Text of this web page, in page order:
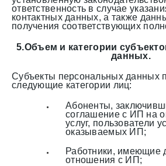
ответственность в случае
контактных данных, а также
получения соответствующих
5.Объем и категории
данных.
Субъекты персональных данных
следующие категории лиц:
Абоненты,
соглашение с ИП на
услуг, пользователи
оказываемых ИП;
Работники, имеющие
отношения с ИП;